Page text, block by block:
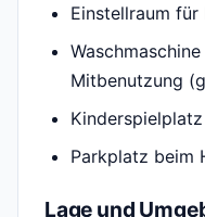
Einstellraum für
Mitbenutzung
Parkplatz beim
Lage und